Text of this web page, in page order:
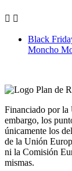
 
Black
Moncho
Financiado por
embargo, los
únicamente los
de la Unión
ni la Comisión
mismas.